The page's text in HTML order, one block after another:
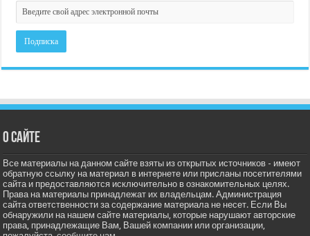
О сайте
Все материалы на данном сайте взяты из открытых источников - имеют
обратную ссылку на материал в интернете или присланы посетителями
сайта и предоставляются исключительно в ознакомительных целях.
Права на материалы принадлежат их владельцам. Администрация
сайта ответственности за содержание материала не несет. Если Вы
обнаружили на нашем сайте материалы, которые нарушают авторские
права, принадлежащие Вам, Вашей компании или организации,